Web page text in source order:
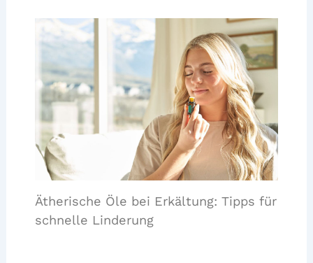
Ätherische Öle bei Erkältung: Tipps für
schnelle Linderung